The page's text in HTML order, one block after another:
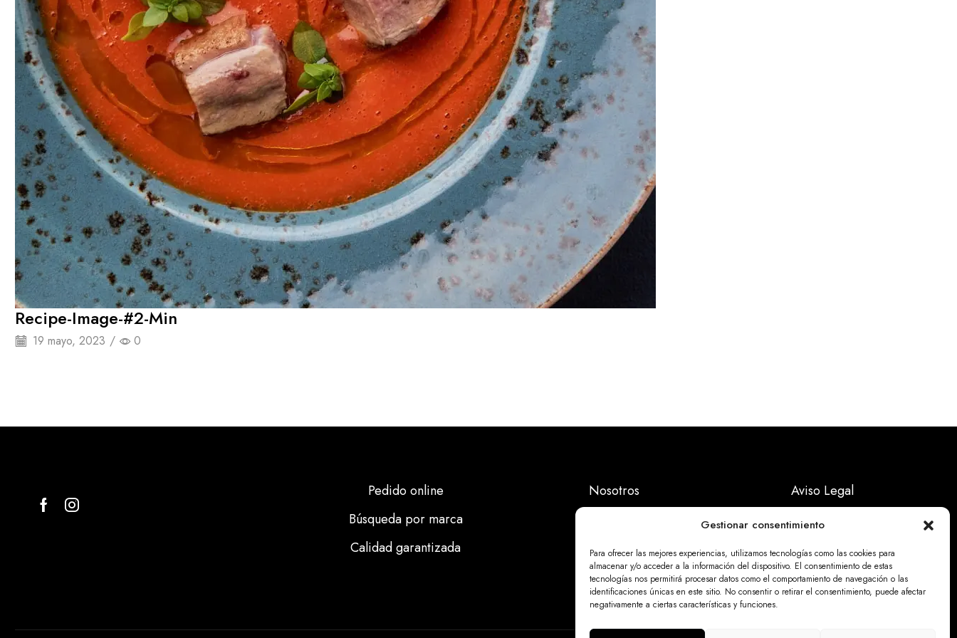
Gestionar consentimiento
Para ofrecer las mejores experiencias, utilizamos tecnologías como las cookies para
almacenar y/o acceder a la información del dispositivo. El consentimiento de estas
tecnologías nos permitirá procesar datos como el comportamiento de navegación o las
identificaciones únicas en este sitio. No consentir o retirar el consentimiento, puede afectar
negativamente a ciertas características y funciones.
Recipe-Image-#2-Min
19 mayo, 2023 / 0
Pedido online
Búsqueda por marca
Calidad garantizada
Nosotros
Calidad
Noticias
Aviso Legal
Políticas Privacidad
Politicas Cookies